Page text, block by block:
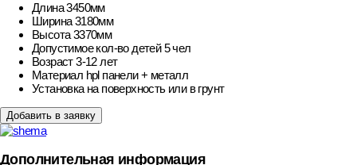
Длина 3450мм
Ширина 3180мм
Высота 3370мм
Допустимое кол-во детей 5 чел
Возраст 3-12 лет
Материал hpl панели + металл
Установка на поверхность или в грунт
Добавить в заявку
Дополнительная информация